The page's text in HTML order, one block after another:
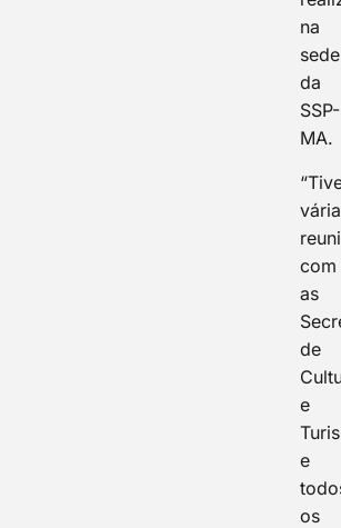
na
sede
da
SSP-
MA.
com
as
de
e
e
os